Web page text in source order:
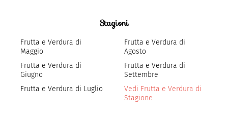
Stagioni
Frutta e Verdura di
Maggio
Frutta e Verdura di
Giugno
Frutta e Verdura di Luglio
Frutta e Verdura di
Agosto
Frutta e Verdura di
Settembre
Vedi Frutta e Verdura di
Stagione